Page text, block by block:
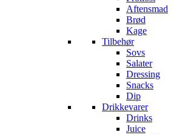
Aftensmad
Brød
Kage
Tilbehør
Sovs
Salater
Dressing
Snacks
Dip
Drikkevarer
Drinks
Juice